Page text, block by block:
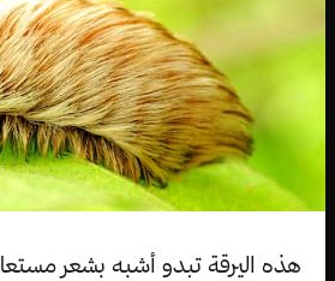
هذه اليرقة تبدو أشبه بشعر